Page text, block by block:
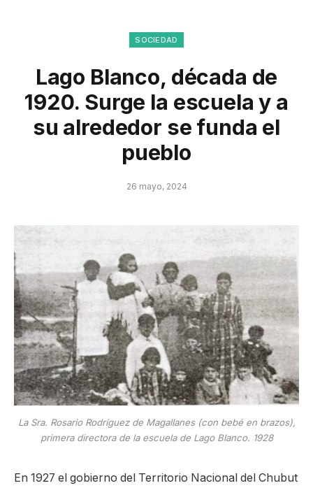
SOCIEDAD
Lago Blanco, década de
1920. Surge la escuela y a
su alrededor se funda el
pueblo
26 mayo, 2024
La Sra. Rosario Rodríguez de Magallanes (con bebé en brazos),
primera directora de la escuela de Lago Blanco. 1928
En 1927 el gobierno del Territorio Nacional del Chubut